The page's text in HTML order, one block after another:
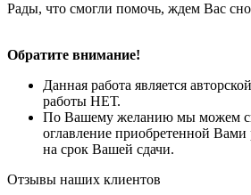
Рады, что смогли помочь, ждем Вас
Обратите внимание!
Данная работа является
работы НЕТ.
По Вашему желанию мы можем
оглавление приобретенной Вами
на срок Вашей сдачи.
Отзывы наших клиентов